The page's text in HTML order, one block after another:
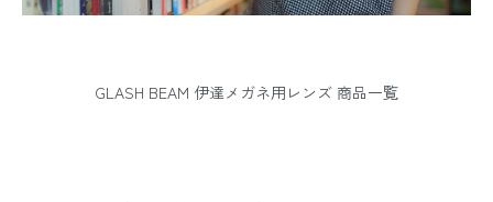
GLASH BEAM 伊達メガネ用レンズ 商品一覧